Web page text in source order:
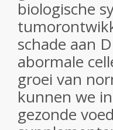
biologische
schade aan
abormale
groei van
kunnen we
gezonde